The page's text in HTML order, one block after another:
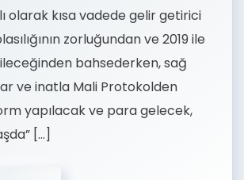
olarak kısa vadede gelir getirici
zorluğundan ve 2019 ile
bahsederken, sağ
ve inatla Mali Protokolden
yapılacak ve para gelecek,
[…]